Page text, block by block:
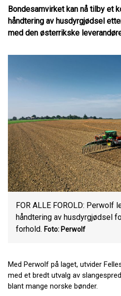
Bondesamvirket kan nå tilby et
håndtering av husdyrgjødsel
med den østerrikske
FOR ALLE FOROLD: Perwolf
håndtering av husdyrgjødsel
forhold. Foto: Perwolf
Med Perwolf på laget, utvider
med et bredt utvalg av
blant mange norske bønder.